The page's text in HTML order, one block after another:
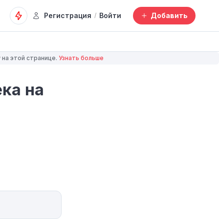
Регистрация / Войти Добавить
этой странице. Узнать больше
на